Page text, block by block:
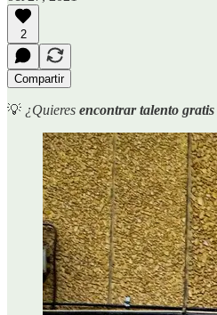
2
Compartir
💡 ¿Quieres encontrar talento gratis